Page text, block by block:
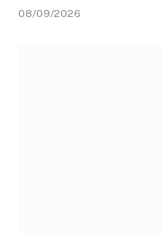
08/09/2026